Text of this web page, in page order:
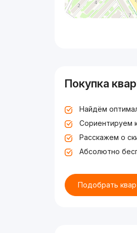
Покупка
Найдём
Сориентируем
Расскажем о
Абсолютно
Подобрать